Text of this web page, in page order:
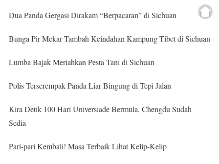
Dua Panda Gergasi Dirakam “Berpacaran” di Sichuan
Bunga Pir Mekar Tambah Keindahan Kampung Tibet di Sichuan
Lumba Bajak Meriahkan Pesta Tani di Sichuan
Polis Terserempak Panda Liar Bingung di Tepi Jalan
Kira Detik 100 Hari Universiade Bermula, Chengdu Sudah
Sedia
Pari-pari Kembali! Masa Terbaik Lihat Kelip-Kelip